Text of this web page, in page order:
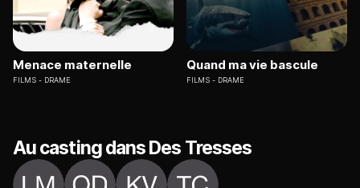
Menace maternelle
FILMS DRAME
Quand ma vie bascule
FILMS DRAME
Au casting dans Des Tresses